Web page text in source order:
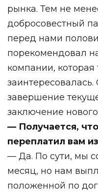
рынка. Тем не
добросовестный
перед нами
порекомендовал
компании,
завершение
заключение
— Получается,
переплатил вам
— Да. По сути, мы
месяц, но нам
положенной по